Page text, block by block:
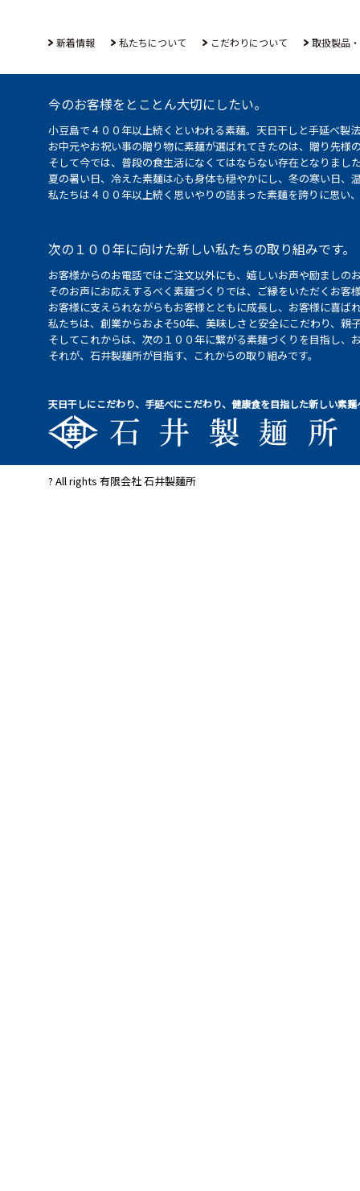
新着情報 私たちについて こだわりについて 取扱製品
今のお客様をとことん大切にしたい。
小豆島で４００年以上続くといわれる素麺。天日干しと手延べ
お中元やお祝い事の贈り物に素麺が選ばれてきたのは、贈り先
そして今では、普段の食生活になくてはならない存在となりまし
夏の暑い日、冷えた素麺は心も身体も穏やかにし、冬の寒い日
私たちは４００年以上続く思いやりの詰まった素麺を誇りに思
次の１００年に向けた新しい私たちの取り組みです。
お客様からのお電話ではご注文以外にも、嬉しいお声や励まし
そのお声にお応えするべく素麺づくりでは、ご縁をいただくお
お客様に支えられながらもお客様とともに成長し、お客様に喜ば
私たちは、創業からおよそ50年、美味しさと安全にこだわり、
そしてこれからは、次の１００年に繋がる素麺づくりを目指し
それが、石井製麺所が目指す、これからの取り組みです。
天日干しにこだわり、手延べにこだわり、健康食を目指した新しい素麺
? All rights 有限会社 石井製麺所